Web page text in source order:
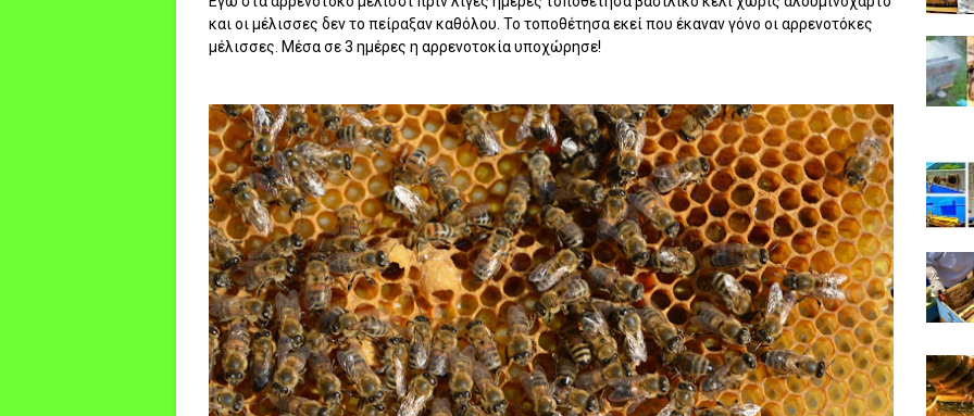
και οι μέλισσες δεν το πείραξαν καθόλου. Το τοποθέτησα εκεί που έκαναν γόνο οι αρρενοτόκες
μέλισσες. Μέσα σε 3 ημέρες η αρρενοτοκία υποχώρησε!